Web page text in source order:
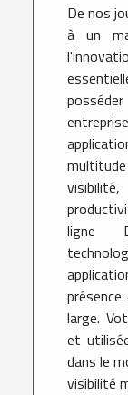
De nos
à un
ligne
large.
et
dans le
visibilité